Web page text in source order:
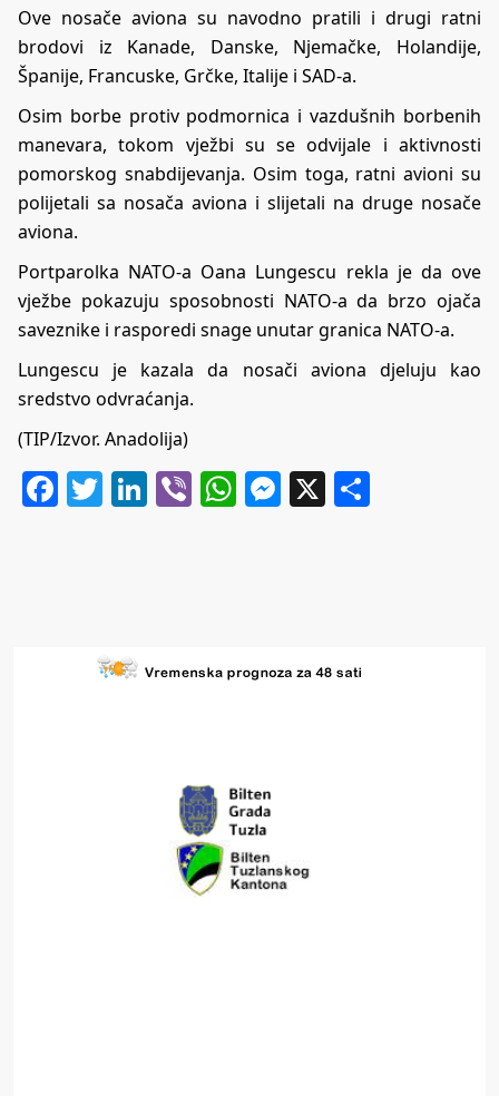
Ove nosače aviona su navodno pratili i drugi ratni
brodovi iz Kanade, Danske, Njemačke, Holandije,
Španije, Francuske, Grčke, Italije i SAD-a.
Osim borbe protiv podmornica i vazdušnih borbenih
manevara, tokom vježbi su se odvijale i aktivnosti
pomorskog snabdijevanja. Osim toga, ratni avioni su
polijetali sa nosača aviona i slijetali na druge nosače
aviona.
Portparolka NATO-a Oana Lungescu rekla je da ove
vježbe pokazuju sposobnosti NATO-a da brzo ojača
saveznike i rasporedi snage unutar granica NATO-a.
Lungescu je kazala da nosači aviona djeluju kao
sredstvo odvraćanja.
(TIP/Izvor. Anadolija)
Facebook
Twitter
LinkedIn
ViberWhatsApp
Messenger
X